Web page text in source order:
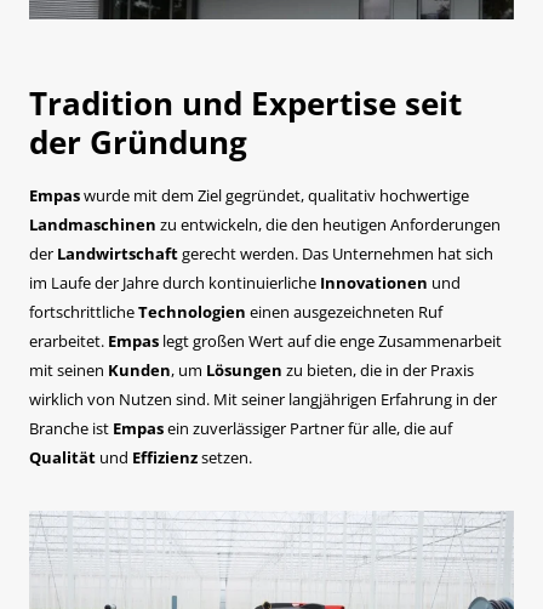
Tradition und Expertise seit
der Gründung
Empaswurde mit dem Ziel gegründet, qualitativ hochwertige
Landmaschinen zu entwickeln, die den heutigen Anforderungen
der Landwirtschaftgerecht werden. Das Unternehmen hat sich
im Laufe der Jahre durch kontinuierliche Innovationen und
fortschrittlicheTechnologien einen ausgezeichneten Ruf
erarbeitet. Empas legt großen Wert auf die enge Zusammenarbeit
mit seinen Kunden, um Lösungen zu bieten, die in der Praxis
wirklich von Nutzen sind. Mit seiner langjährigen Erfahrung in der
Branche ist Empasein zuverlässiger Partner für alle, die auf
Qualität und Effizienzsetzen.